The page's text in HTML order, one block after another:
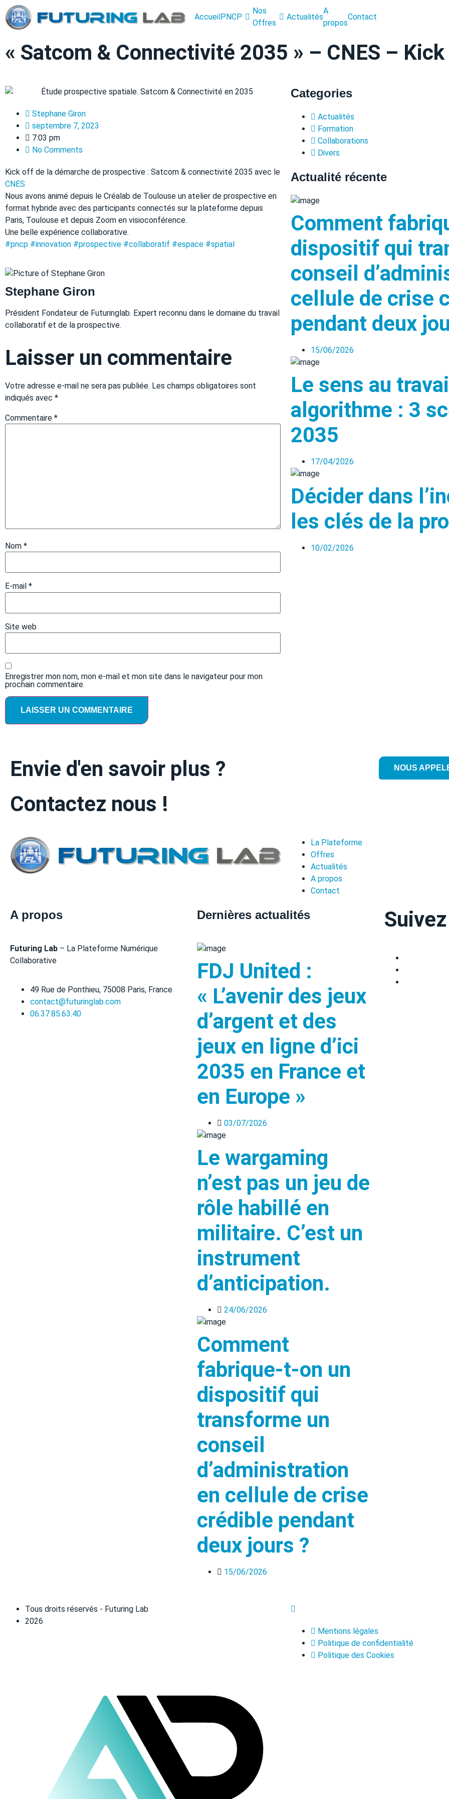
AccueilPNCP
Nos
Offres
Actualités
A
propos
Contact
« Satcom & Connectivité 2035 » – CNES –
Stephane Giron
septembre 7, 2023
7:03 pm
No Comments
Kick off de la démarche de prospective : Satcom & connectivité 2035 avec le
CNES
Nous avons animé depuis le Créalab de Toulouse un atelier de prospective en
format hybride avec des participants connectés sur la plateforme depuis
Paris, Toulouse et depuis Zoom en visioconférence.
Une belle expérience collaborative.
#pncp #innovation #prospective #collaboratif #espace #spatial
Stephane Giron
Président Fondateur de Futuringlab. Expert reconnu dans le domaine du travail
collaboratif et de la prospective.
Laisser un commentaire
Votre adresse e-mail ne sera pas publiée. Les champs obligatoires sont
indiqués avec *
Commentaire *
Nom *
E-mail *
Site web
Enregistrer mon nom, mon e-mail et mon site dans le navigateur pour mon
prochain commentaire.
Categories
Actualités
Formation
Collaborations
Divers
Actualité récente
Comment
dispositif qui
conseil
cellule de crise
pendant deux
15/06/2026
Le sens au
algorithme : 3
2035
17/04/2026
Décider dans
les clés de la
10/02/2026
Envie d'en savoir plus ?
Contactez nous !
NOUS
La Plateforme
Offres
Actualités
A propos
Contact
A propos
Futuring Lab – La Plateforme Numérique
Collaborative
49 Rue de Ponthieu, 75008 Paris, France
contact@futuringlab.com
06.37.85.63.40
Dernières actualités
FDJ United :
« L’avenir des jeux
d’argent et des
jeux en ligne d’ici
2035 en France et
en Europe »
03/07/2026
Le wargaming
n’est pas un jeu de
rôle habillé en
militaire. C’est un
instrument
d’anticipation.
24/06/2026
Comment
fabrique-t-on un
dispositif qui
transforme un
conseil
d’administration
en cellule de crise
crédible pendant
deux jours ?
15/06/2026
Tous droits réservés - Futuring Lab
2026
Mentions légales
Politique de confidentialité
Politique des Cookies